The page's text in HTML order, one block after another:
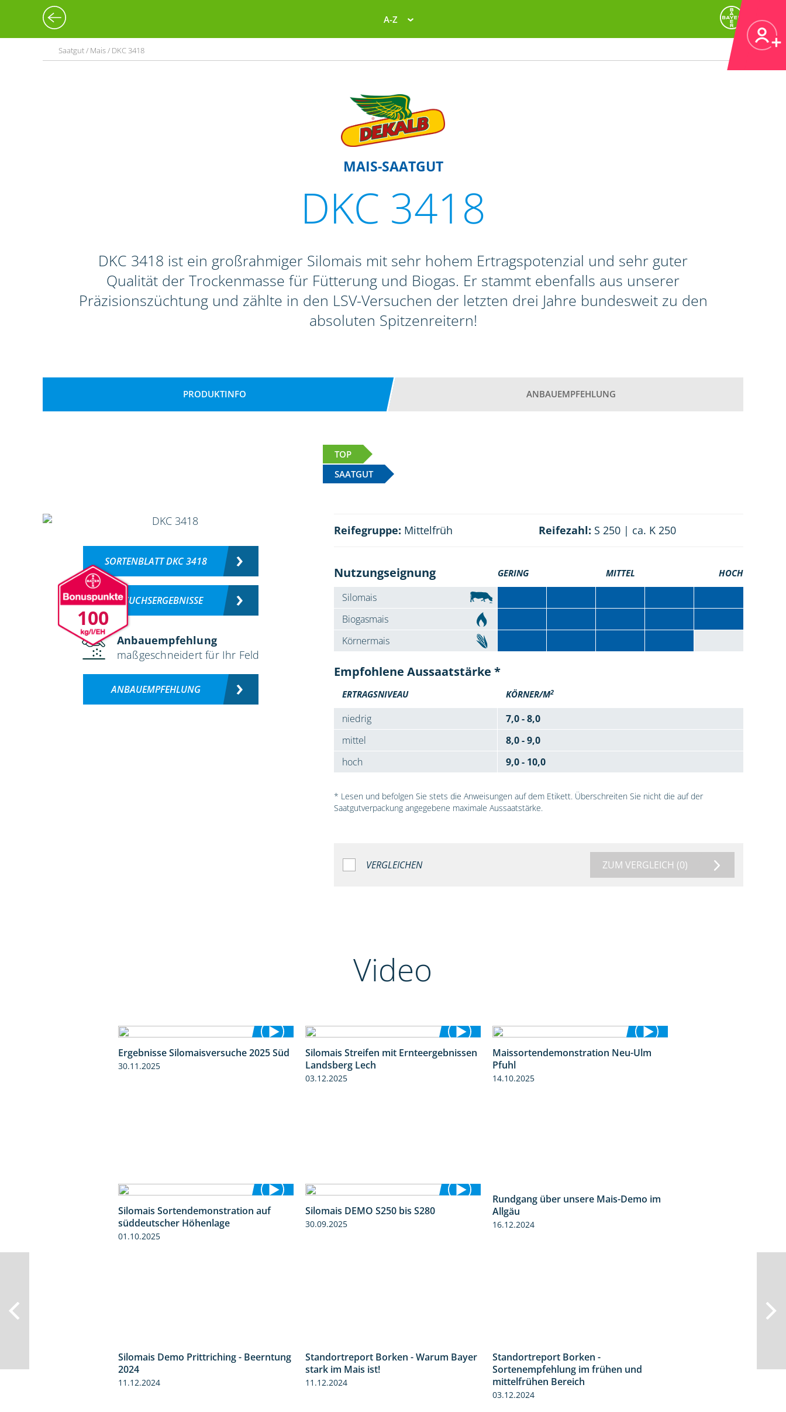
A-Z
Saatgut / Mais / DKC 3418
MAIS-SAATGUT
DKC 3418
DKC 3418 ist ein großrahmiger Silomais mit sehr hohem Ertragspotenzial und sehr guter
Qualität der Trockenmasse für Fütterung und Biogas. Er stammt ebenfalls aus unserer
Präzisionszüchtung und zählte in den LSV-Versuchen der letzten drei Jahre bundesweit zu den
absoluten Spitzenreitern!
PRODUKTINFO ANBAUEMPFEHLUNG
TOP
SAATGUT
100
SORTENBLATT DKC 3418
VERSUCHSERGEBNISSE
Anbauempfehlung
maßgeschneidert für Ihr Feld
ANBAUEMPFEHLUNG
Reifegruppe: Mittelfrüh Reifezahl: S 250 | ca. K 250
Nutzungseignung GERING MITTEL HOCH
Silomais
Biogasmais
Körnermais
Empfohlene Aussaatstärke *
ERTRAGSNIVEAU KÖRNER/M2
niedrig
7,0 - 8,0
mittel
8,0 - 9,0
hoch
9,0 - 10,0
* Lesen und befolgen Sie stets die Anweisungen auf dem Etikett. Überschreiten Sie nicht die auf der
Saatgutverpackung angegebene maximale Aussaatstärke.
VERGLEICHEN ZUM VERGLEICH (0)
Video
5:36
Ergebnisse Silomaisversuche 2025 Süd
30.11.2025
11:01
Silomais Streifen mit Ernteergebnissen
Landsberg Lech
03.12.2025
7:10
Maissortendemonstration Neu-Ulm
Pfuhl
14.10.2025
7:04
Silomais Sortendemonstration auf
süddeutscher Höhenlage
01.10.2025
Silomais DEMO S250 bis S280
30.09.2025
Rundgang über unsere Mais-Demo im
Allgäu
16.12.2024
Silomais Demo Prittriching - Beerntung
2024
11.12.2024
2:23
Standortreport Borken - Warum Bayer
stark im Mais ist!
11.12.2024
7:53
Standortreport Borken -
Sortenempfehlung im frühen und
mittelfrühen Bereich
03.12.2024